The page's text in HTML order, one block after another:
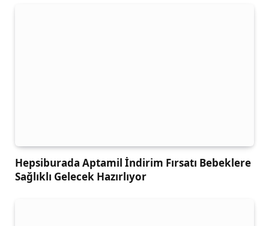
Hepsiburada Aptamil İndirim Fırsatı Bebeklere
Sağlıklı Gelecek Hazırlıyor